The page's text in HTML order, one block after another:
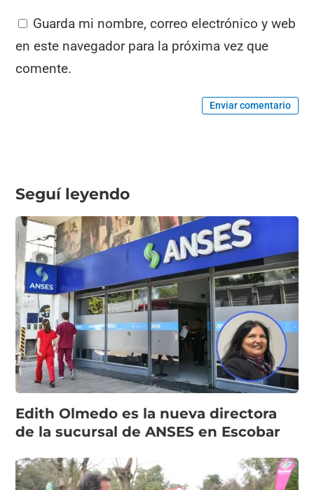
Guarda mi nombre, correo electrónico y web
en este navegador para la próxima vez que
comente.
Enviar comentario
Seguí leyendo
Edith Olmedo es la nueva directora
de la sucursal de ANSES en Escobar